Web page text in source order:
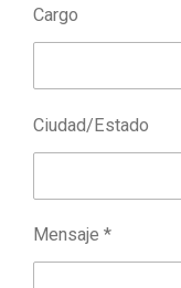
Cargo
Ciudad/Estado
Mensaje *